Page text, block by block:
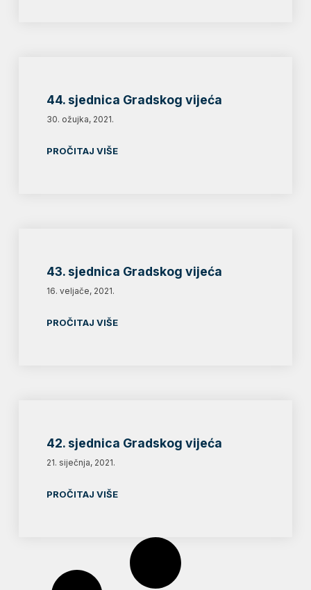
44. sjednica Gradskog vijeća
30. ožujka, 2021.
PROČITAJ VIŠE
43. sjednica Gradskog vijeća
16. veljače, 2021.
PROČITAJ VIŠE
42. sjednica Gradskog vijeća
21. siječnja, 2021.
PROČITAJ VIŠE